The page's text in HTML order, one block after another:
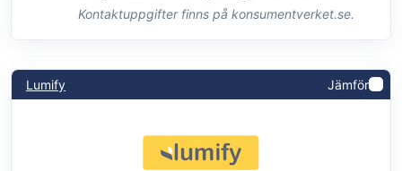
Kontaktuppgifter finns på konsumentverket.se.
Lumify Jämför